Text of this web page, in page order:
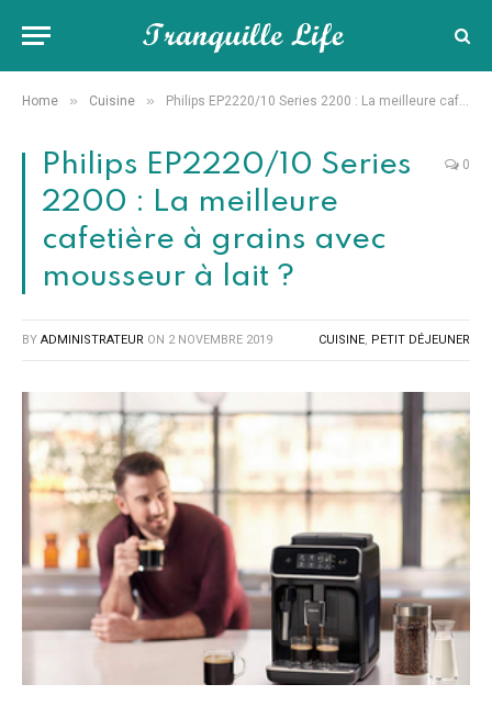
Home » Cuisine » Philips EP2220/10 Series 2200 : La meilleure cafetière à grains avec mousseur à lait ?
Philips EP2220/10 Series
2200 : La meilleure
cafetière à grains avec
mousseur à lait ?
0
BY ADMINISTRATEUR ON 2 NOVEMBRE 2019 CUISINE, PETIT DÉJEUNER